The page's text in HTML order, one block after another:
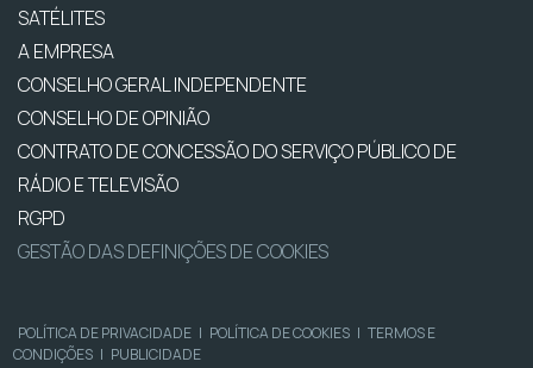
SATÉLITES
A EMPRESA
CONSELHO GERAL INDEPENDENTE
CONSELHO DE OPINIÃO
CONTRATO DE CONCESSÃO DO SERVIÇO PÚBLICO DE
RÁDIO E TELEVISÃO
RGPD
GESTÃO DAS DEFINIÇÕES DE COOKIES
POLÍTICA DE PRIVACIDADE | POLÍTICA DE COOKIES | TERMOS E
CONDIÇÕES | PUBLICIDADE